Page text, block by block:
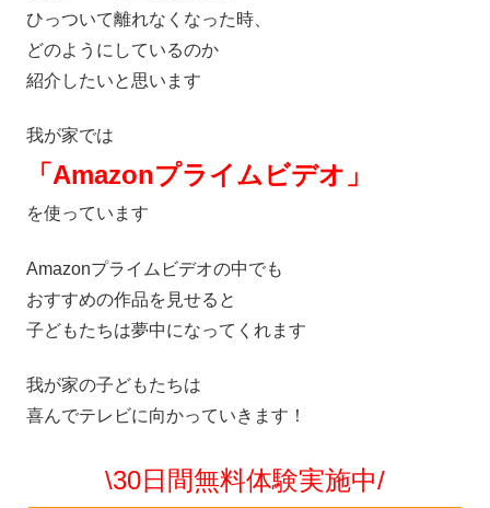
ひっついて離れなくなった時、
どのようにしているのか
紹介したいと思います
我が家では
「Amazonプライムビデオ」
を使っています
Amazonプライムビデオの中でも
おすすめの作品を見せると
子どもたちは夢中になってくれます
我が家の子どもたちは
喜んでテレビに向かっていきます！
\30日間無料体験実施中/